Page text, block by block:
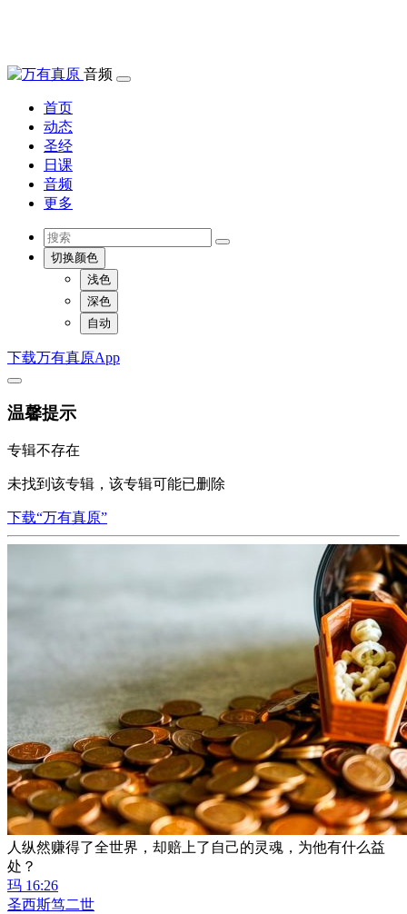
音频
首页
动态
圣经
日课
音频
更多
切换颜色
浅色
深色
自动
下载万有真原App
温馨提示
专辑不存在
未找到该专辑，该专辑可能已删除
下载“万有真原”
人纵然赚得了全世界，却赔上了自己的灵魂，为他有什么益
处？
玛 16:26
圣西斯笃二世